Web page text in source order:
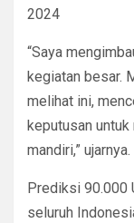
2024
“Saya
kegiatan besar.
melihat ini,
keputusan
mandiri,” ujarnya.
Prediksi 90.000
seluruh